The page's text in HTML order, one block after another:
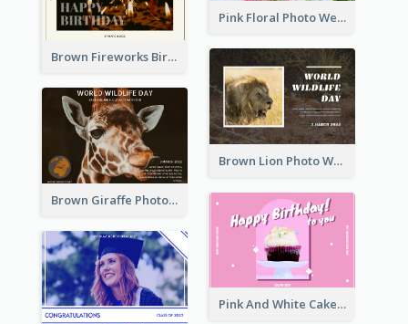
Pink Floral Photo Wedding Postcard
Brown Fireworks Birthday Postcard
Brown Lion Photo World Wildlife Day Post Card
Brown Giraffe Photo World Wildlife Day Post Card
Pink And White Cake Photo Birthday Postcard